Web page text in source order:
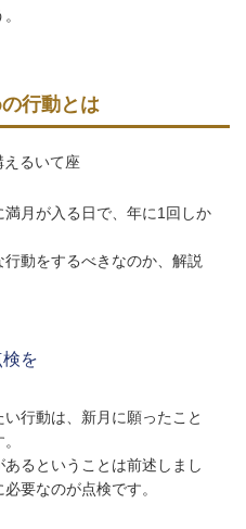
行動とは
月が入る日で、年に1回しか
動をするべきなのか、解説
を
行動は、新月に願ったこと
るということは前述しまし
要なのが点検です。